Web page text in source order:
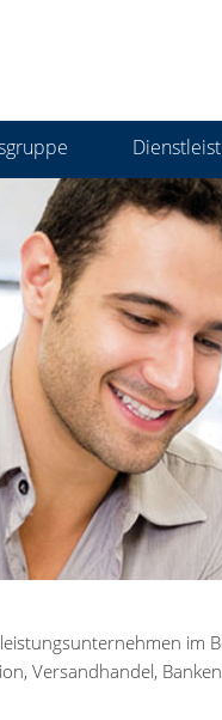
Versandhandel,